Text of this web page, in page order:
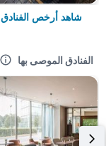
شاهد أرخص
الفنادق الموصى بها